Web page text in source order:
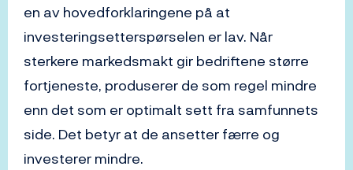
en av hovedforklaringene på at
investeringsetterspørselen er lav. Når
sterkere markedsmakt gir bedriftene større
fortjeneste, produserer de som regel mindre
enn det som er optimalt sett fra samfunnets
side. Det betyr at de ansetter færre og
investerer mindre.